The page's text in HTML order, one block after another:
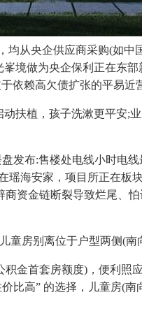
从央企供应商采购(如
境做为央企保利正在东
依赖高欠债扩张的平易近
植，孩子洗漱更平安;
布:售楼处电线小时电
海安家，项目所正在板
资金链断裂导致烂尾、
别离位于户型两侧(南
首套房额度)，便利照
比高” 的选择，儿童房(